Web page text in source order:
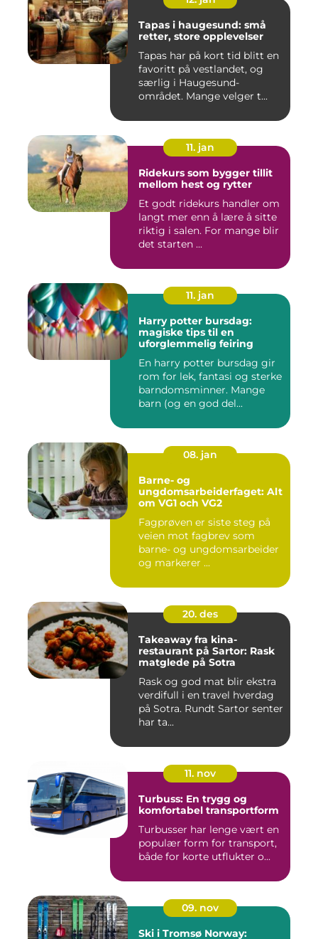
Tapas i haugesund: små
retter, store opplevelser
Tapas har på kort tid blitt en
favoritt på vestlandet, og
særlig i Haugesund-
området. Mange velger t...
11. jan
Ridekurs som bygger tillit
mellom hest og rytter
Et godt ridekurs handler om
langt mer enn å lære å sitte
riktig i salen. For mange blir
det starten ...
11. jan
Harry potter bursdag:
magiske tips til en
uforglemmelig feiring
En harry potter bursdag gir
rom for lek, fantasi og sterke
barndomsminner. Mange
barn (og en god del...
08. jan
Barne- og
ungdomsarbeiderfaget: Alt
om VG1 och VG2
Fagprøven er siste steg på
veien mot fagbrev som
barne- og ungdomsarbeider
og markerer ...
20. des
Takeaway fra kina-
restaurant på Sartor: Rask
matglede på Sotra
Rask og god mat blir ekstra
verdifull i en travel hverdag
på Sotra. Rundt Sartor senter
har ta...
11. nov
Turbuss: En trygg og
komfortabel transportform
Turbusser har lenge vært en
populær form for transport,
både for korte utflukter o...
09. nov
Ski i Tromsø Norway: